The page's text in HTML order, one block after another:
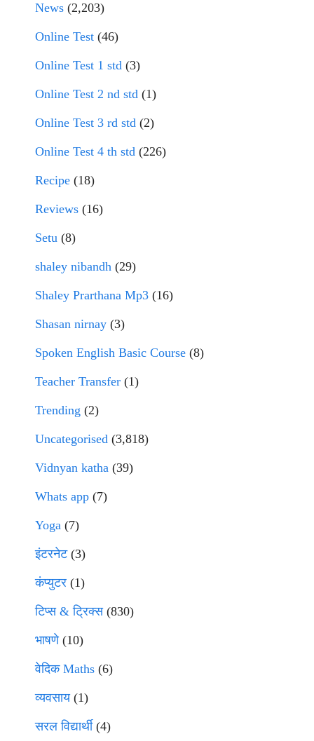
News (2,203)
Online Test (46)
Online Test 1 std (3)
Online Test 2 nd std (1)
Online Test 3 rd std (2)
Online Test 4 th std (226)
Recipe (18)
Reviews (16)
Setu (8)
shaley nibandh (29)
Shaley Prarthana Mp3 (16)
Shasan nirnay (3)
Spoken English Basic Course (8)
Teacher Transfer (1)
Trending (2)
Uncategorised (3,818)
Vidnyan katha (39)
Whats app (7)
Yoga (7)
इंटरनेट(3)
कंप्युटर (1)
टिप्स & ट्रिक्स(830)
भाषणे(10)
वेदिक Maths (6)
व्यवसाय(1)
सरल विद्यार्थी(4)